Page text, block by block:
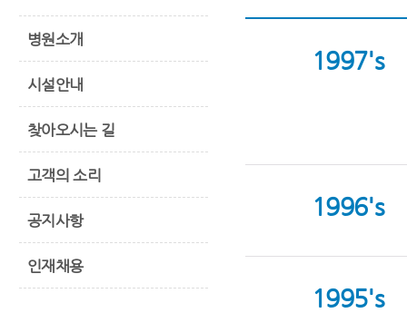
병원소개
시설안내
찾아오시는 길
고객의 소리
공지사항
인재채용
1997's
1996's
1995's